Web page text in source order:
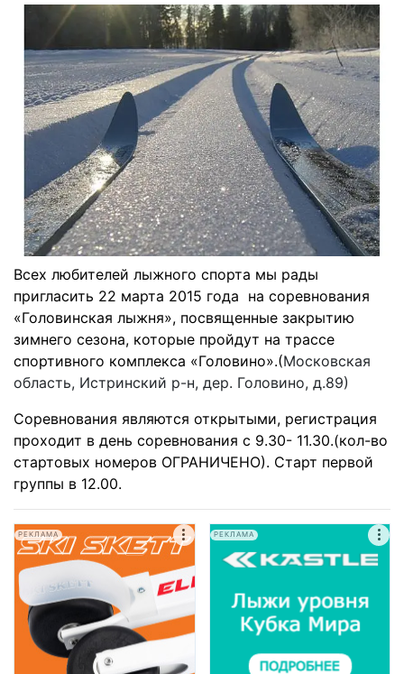
Всех любителей лыжного спорта мы рады
пригласить 22 марта 2015 года на соревнования
«Головинская лыжня», посвященные закрытию
зимнего сезона, которые пройдут на трассе
спортивного комплекса «Головино».(Московская
область, Истринский р-н, дер. Головино, д.89)
Соревнования являются открытыми, регистрация
проходит в день соревнования с 9.30- 11.30.(кол-во
стартовых номеров ОГРАНИЧЕНО). Старт первой
группы в 12.00.
РЕКЛАМА РЕКЛАМА